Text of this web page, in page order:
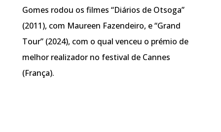
Gomes rodou os filmes “Diários de Otsoga”
(2011), com Maureen Fazendeiro, e “Grand
Tour” (2024), com o qual venceu o prémio de
melhor realizador no festival de Cannes
(França).